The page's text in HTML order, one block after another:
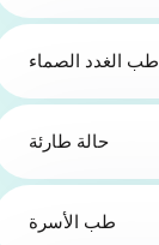
طب الغدد الصماء
حالة طارئة
طب الأسرة